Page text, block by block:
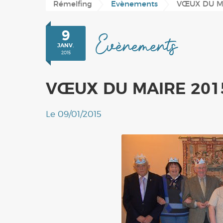
Conseil Municipal
Plan du village
Périscolaire
Associations
Rémelfing Evènements VŒUX DU
Evènements
VŒUX DU MAIRE
Le 09/01/2015
9
JANV.
2015